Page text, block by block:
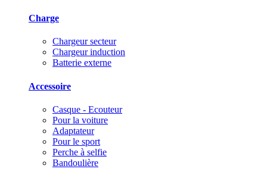
Charge
Chargeur secteur
Chargeur induction
Batterie externe
Accessoire
Casque - Ecouteur
Pour la voiture
Adaptateur
Pour le sport
Perche à selfie
Bandoulière